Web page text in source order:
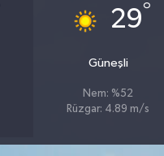
29°
Güneşli
Nem: %52
Rüzgar: 4.89 m/s